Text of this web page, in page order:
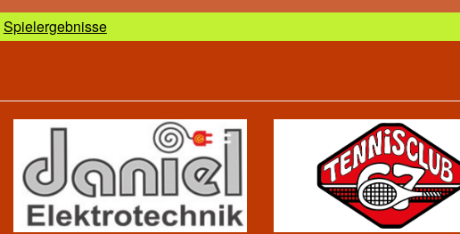
Spielergebnisse